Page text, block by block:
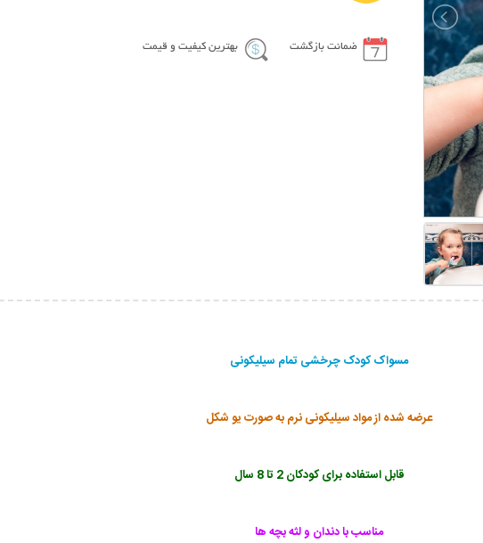
ضمانت بازگشت بهترین کیفیت و قیمت
مسواک کودک چرخشی تمام سیلیکونی
عرضه شده از مواد سیلیکونی نرم به صورت یو شکل
قابل استفاده برای کودکان 2 تا 8 سال
مناسب با دندان و لثه بچه ها